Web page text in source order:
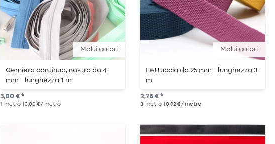
Molti colori
Cerniera continua, nastro da 4
mm - lunghezza 1 m
3,00 € *
1 metro | 3,00 € / metro
Molti colori
Fettuccia da 25 mm - lunghezza 3
m
2,76 € *
3 metro | 0,92 € / metro